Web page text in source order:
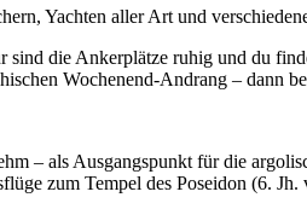
Yachten aller Art und
die Ankerplätze ruhig und du
Wochenend-Andrang – dann
– als Ausgangspunkt für die
zum Tempel des Poseidon (6.